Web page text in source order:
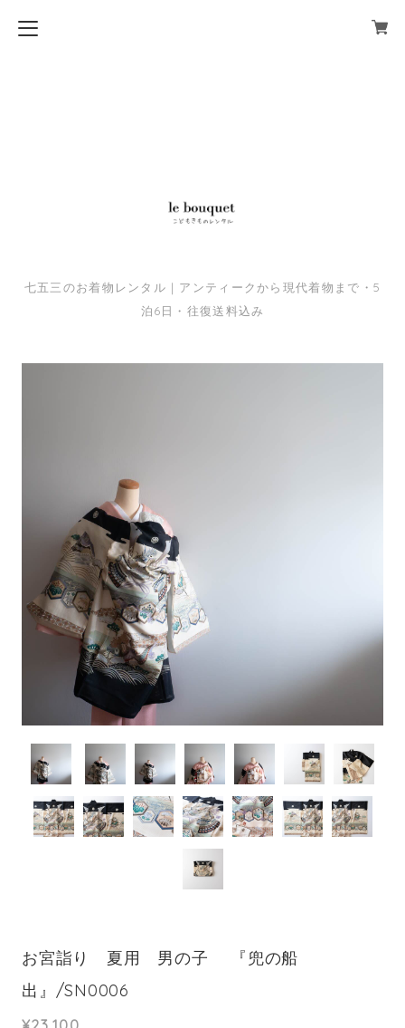
七五三のお着物レンタル｜アンティークから現代着物まで・5
泊6日・往復送料込み
お宮詣り 夏用 男の子 『兜の船
出』/SN0006